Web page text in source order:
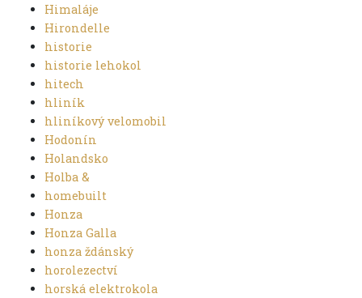
Himaláje
Hirondelle
historie
historie lehokol
hitech
hliník
hliníkový velomobil
Hodonín
Holandsko
Holba &
homebuilt
Honza
Honza Galla
honza ždánský
horolezectví
horská elektrokola